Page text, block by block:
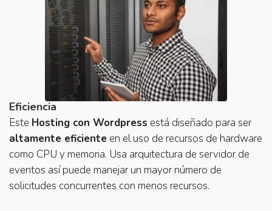
Eficiencia
Este Hosting con Wordpress está diseñado para ser
altamente eficiente en el uso de recursos de hardware
como CPU y memoria. Usa arquitectura de servidor de
eventos así puede manejar un mayor número de
solicitudes concurrentes con menos recursos.